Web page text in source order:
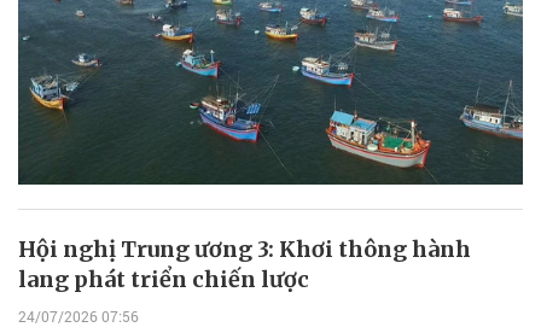
Hội nghị Trung ương 3: Khơi thông hành
lang phát triển chiến lược
24/07/2026 07:56